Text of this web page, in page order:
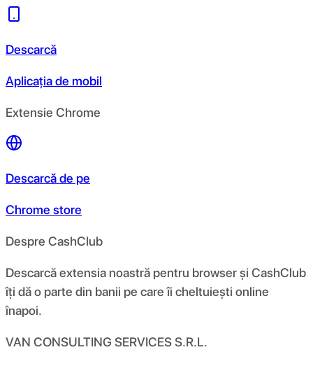
Descarcă
Aplicația de mobil
Extensie Chrome
Descarcă de pe
Chrome store
Despre CashClub
Descarcă extensia noastră pentru browser și CashClub
îți dă o parte din banii pe care îi cheltuiești online
înapoi.
VAN CONSULTING SERVICES S.R.L.